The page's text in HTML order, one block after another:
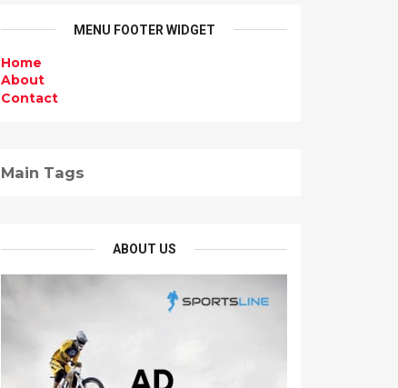
MENU FOOTER WIDGET
Home
About
Contact
Main Tags
ABOUT US